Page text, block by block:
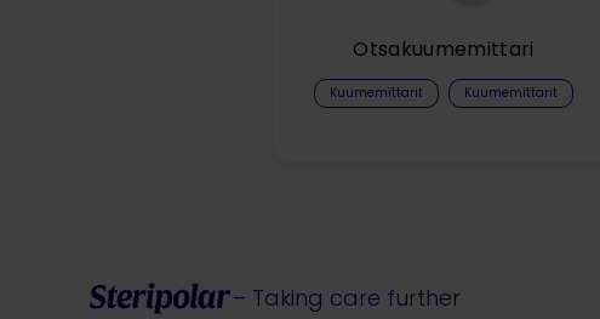
Otsakuumemittari
Kuumemittarit​ Kuumemittarit
– Taking care further